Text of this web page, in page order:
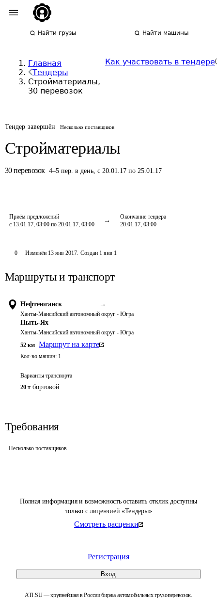
Найти грузы Найти машины
Главная
Тендеры
Стройматериалы,
30 перевозок
Как участвовать в тендере
Тендер завершён Несколько поставщиков
Стройматериалы
30 перевозок 4–5 пер. в день, с 20.01.17 по 25.01.17
Приём предложений
с 13.01.17, 03:00 по 20.01.17, 03:00
Окончание тендера
20.01.17, 03:00
Полная информация и возможность оставить отклик доступны
только с лицензией «Тендеры»
Смотреть расценки
Регистрация
Вход
ATI.SU — крупнейшая в России биржа автомобильных грузоперевозок.
0 Изменён 13 янв 2017. Создан 1 янв 1
Маршруты и транспорт
Нефтеюганск →
Ханты-Мансийский автономный округ - Югра
Пыть-Ях
Ханты-Мансийский автономный округ - Югра
52 км Маршрут на карте
Кол-во машин: 1
Варианты транспорта
20 т бортовой
Требования
Несколько поставщиков